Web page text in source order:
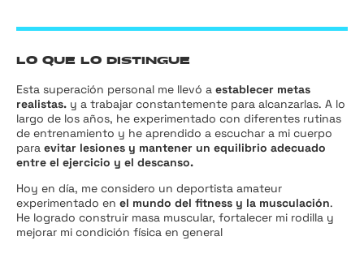
LO QUE LO DISTINGUE
Esta superación personal me llevó a establecer metas
realistas. y a trabajar constantemente para alcanzarlas. A lo
largo de los años, he experimentado con diferentes rutinas
de entrenamiento y he aprendido a escuchar a mi cuerpo
para evitar lesiones y mantener un equilibrio adecuado
entre el ejercicio y el descanso.
Hoy en día, me considero un deportista amateur
experimentado en el mundo del fitness y la musculación.
He logrado construir masa muscular, fortalecer mi rodilla y
mejorar mi condición física en general